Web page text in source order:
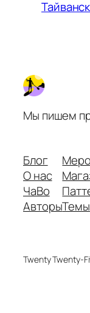
Мы пишем
Блог
О нас
ЧаВо
АвторыТемы
Twenty Twenty-